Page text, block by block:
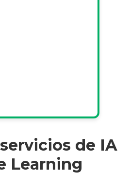
de IA
Learning